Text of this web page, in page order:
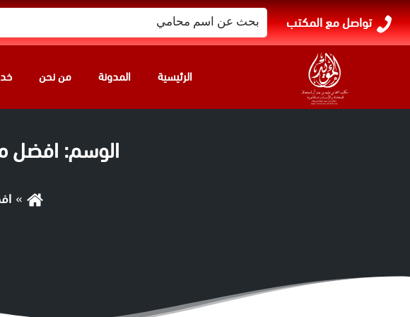
تواصل مع المكتب
البحث
عن:
الرئيسية المدونة من نحن
الوسم: افضل